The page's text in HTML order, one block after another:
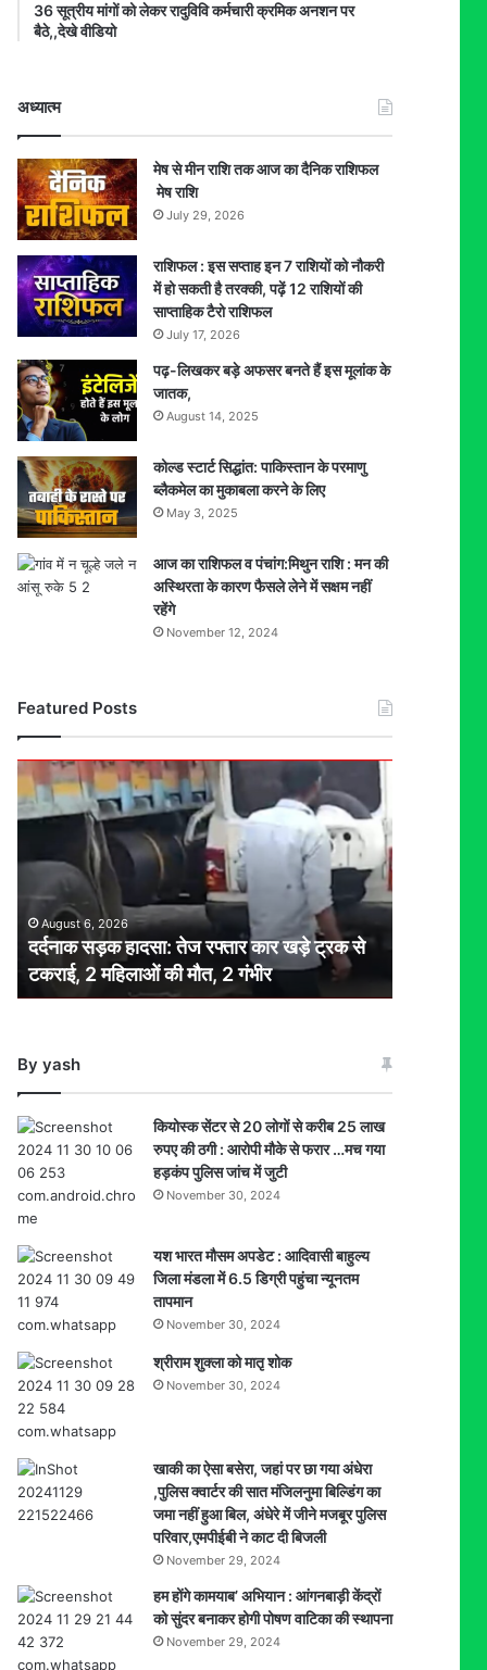
36 सूत्रीय मांगों को लेकर रादुविवि कर्मचारी क्रमिक अनशन पर
बैठे,,देखे वीडियो
अध्यात्म
मेष से मीन राशि तक आज का दैनिक राशिफल
मेष राशि
July 29, 2026
राशिफल : इस सप्ताह इन 7 राशियों को नौकरी
में हो सकती है तरक्की, पढ़ें 12 राशियों की
साप्ताहिक टैरो राशिफल
July 17, 2026
पढ़-लिखकर बड़े अफसर बनते हैं इस मूलांक के
जातक,
August 14, 2025
कोल्ड स्टार्ट सिद्धांत: पाकिस्तान के परमाणु
ब्लैकमेल का मुकाबला करने के लिए
May 3, 2025
आज का राशिफल व पंचांग:मिथुन राशि : मन की
अस्थिरता के कारण फैसले लेने में सक्षम नहीं
रहेंगे
November 12, 2024
Featured Posts
दर्दनाक
सड़क
हादसा:
रफ्तार
ट्रक
टकराई,
2
मौत,
2
August 6, 2026
दर्दनाक सड़क हादसा: तेज रफ्तार कार खड़े ट्रक से
टकराई, 2 महिलाओं की मौत, 2 गंभीर
By yash
कियोस्क सेंटर से 20 लोगों से करीब 25 लाख
रुपए की ठगी : आरोपी मौके से फरार …मच गया
हड़कंप पुलिस जांच में जुटी
November 30, 2024
यश भारत मौसम अपडेट : आदिवासी बाहुल्य
जिला मंडला में 6.5 डिग्री पहुंचा न्यूनतम
तापमान
November 30, 2024
श्रीराम शुक्ला को मातृ शोक
November 30, 2024
खाकी का ऐसा बसेरा, जहां पर छा गया अंधेरा
,पुलिस क्वार्टर की सात मंजिलनुमा बिल्डिंग का
जमा नहीं हुआ बिल, अंधेरे में जीने मजबूर पुलिस
परिवार,एमपीईबी ने काट दी बिजली
November 29, 2024
हम होंगे कामयाब’ अभियान : आंगनबाड़ी केंद्रों
को सुंदर बनाकर होगी पोषण वाटिका की स्थापना
November 29, 2024